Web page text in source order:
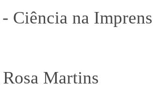
Ciência na
Martins